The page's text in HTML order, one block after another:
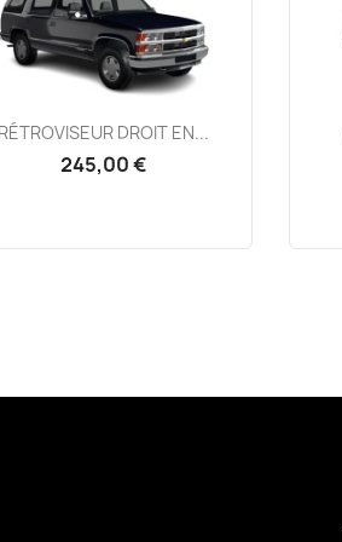
Aperçu rapide
RÉTROVISEUR DROIT EN...
245,00 €